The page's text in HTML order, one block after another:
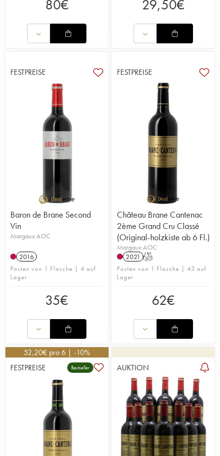
80€ 29,50€
FESTPREISE
Baron de Brane Second
Vin
Margaux AOC
2016
Posten von 1 Flasche | 4 auf
Lager
35€
FESTPREISE
Château Brane Cantenac
2ème Grand Cru Classé
(Original-holzkiste ab 6 Fl.)
Margaux AOC
2021 T
Posten von 1 Flasche | 43 auf
Lager
62€
52,20€ pro 6 | -10%
FESTPREISE
Bestseller AUKTION